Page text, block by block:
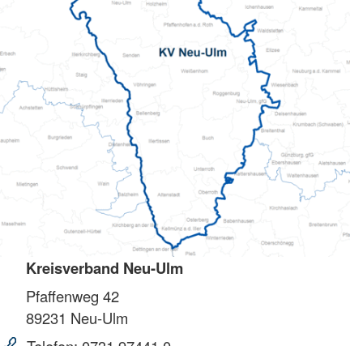
Kreisverband Neu-Ulm
Pfaffenweg 42
89231 Neu-Ulm